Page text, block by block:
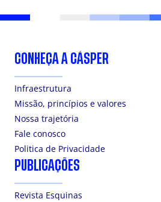
CONHEÇA A CÁSPER
Infraestrutura
Missão, princípios e valores
Nossa trajetória
Fale conosco
Politica de Privacidade
PUBLICAÇÕES
Revista Esquinas